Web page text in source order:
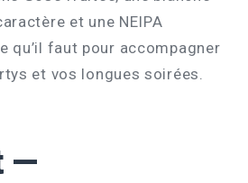
et une NEIPA
qu’il faut pour accompagner
et vos longues soirées.
—